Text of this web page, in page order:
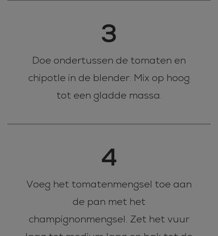
3
Doe ondertussen de tomaten en
chipotle in de blender. Mix op hoog
tot een gladde massa.
4
Voeg het tomatenmengsel toe aan
de pan met het
champignonmengsel. Zet het vuur